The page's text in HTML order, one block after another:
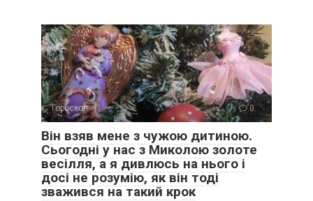
Гороскоп 0
Він взяв мене з чужою дитиною.
Сьогодні у нас з Миколою золоте
весілля, а я дивлюсь на нього і
досі не розумію, як він тоді
зважився на такий крок